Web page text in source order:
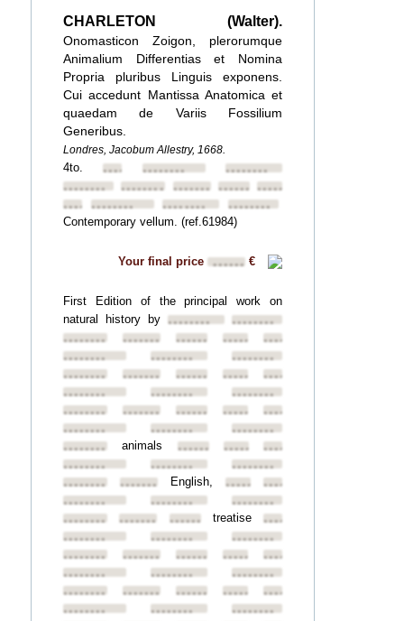
CHARLETON (Walter).
Onomasticon Zoigon, plerorumque
Animalium Differentias et Nomina
Propria pluribus Linguis exponens.
Cui accedunt Mantissa Anatomica et
quaedam de Variis Fossilium
Generibus.
Londres, Jacobum Allestry, 1668.
4to.••••••••••••••••
••••••••
••••••••
•••••••• •••••••• ••••••••••••••••
•••••••••••••••• ••••••••
••••••••
Contemporary vellum. (ref.61984)
Your final price •••••• €
First Edition of the principal work on
natural history by ••••••••
••••••••
••••••••
•••••••• •••••••• ••••••••••••••••
••••••••
••••••••
••••••••
••••••••
•••••••• •••••••• ••••••••••••••••
••••••••
••••••••
••••••••
••••••••
•••••••• •••••••• ••••••••••••••••
••••••••
••••••••
••••••••
•••••••• animals •••••••• ••••••••••••••••
••••••••
••••••••
••••••••
••••••••
•••••••• English, ••••••••••••••••
••••••••
••••••••
••••••••
••••••••
•••••••• ••••••••treatise ••••••••
••••••••
••••••••
••••••••
••••••••
•••••••• •••••••• ••••••••••••••••
••••••••
••••••••
••••••••
••••••••
•••••••• •••••••• ••••••••••••••••
••••••••
••••••••
••••••••